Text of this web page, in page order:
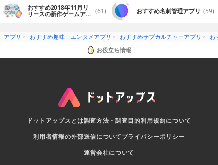
おすすめ2018年11月リ
リースの新作ゲームアプ (61) おすすめ名刺管理アプリ (59)
アプリ おすすめ趣味・エンタメアプリ おすすめサブカルチャーアプリ
お
お役立ち情報
ドットアップスとは調査方法・調査目的利用規約について
利用者情報の外部送信についてプライバシーポリシー
運営会社について